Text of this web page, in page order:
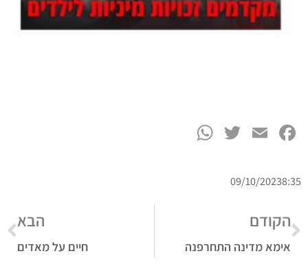
Facebook
Email
Twitter
8:35
09/10/2023
הקודם
אימא מדינה התחרפנה
הבא
חיים על מאדים